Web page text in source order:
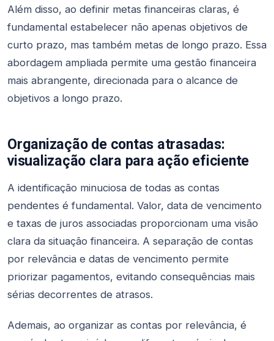
Além disso, ao definir metas financeiras claras, é
fundamental estabelecer não apenas objetivos de
curto prazo, mas também metas de longo prazo. Essa
abordagem ampliada permite uma gestão financeira
mais abrangente, direcionada para o alcance de
objetivos a longo prazo.
Organização de contas atrasadas:
visualização clara para ação eficiente
A identificação minuciosa de todas as contas
pendentes é fundamental. Valor, data de vencimento
e taxas de juros associadas proporcionam uma visão
clara da situação financeira. A separação de contas
por relevância e datas de vencimento permite
priorizar pagamentos, evitando consequências mais
sérias decorrentes de atrasos.
Ademais, ao organizar as contas por relevância, é